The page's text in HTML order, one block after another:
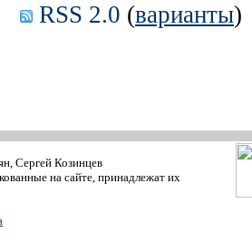
RSS 2.0 (варианты)
Сергей Козинцев
на сайте, принадлежат их